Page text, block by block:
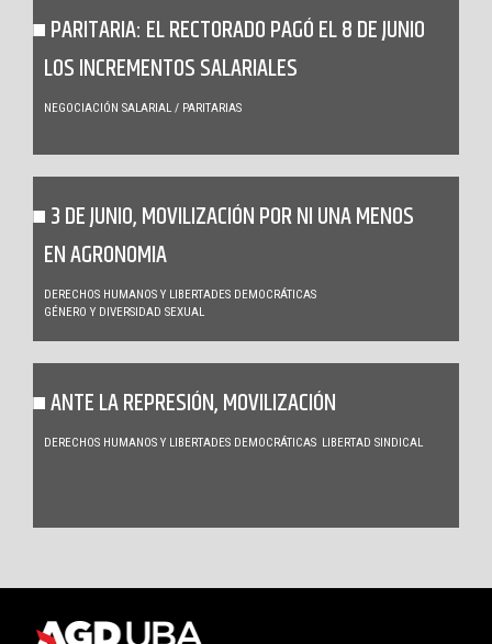
PARITARIA: EL RECTORADO PAGÓ EL 8 DE JUNIO
LOS INCREMENTOS SALARIALES
NEGOCIACIÓN SALARIAL / PARITARIAS
3 DE JUNIO, MOVILIZACIÓN POR NI UNA MENOS
EN AGRONOMIA
DERECHOS HUMANOS Y LIBERTADES DEMOCRÁTICAS
GÉNERO Y DIVERSIDAD SEXUAL
ANTE LA REPRESIÓN, MOVILIZACIÓN
DERECHOS HUMANOS Y LIBERTADES DEMOCRÁTICAS LIBERTAD SINDICAL